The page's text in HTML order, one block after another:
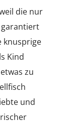
die nur
garantiert
knusprige
Kind
zu
und